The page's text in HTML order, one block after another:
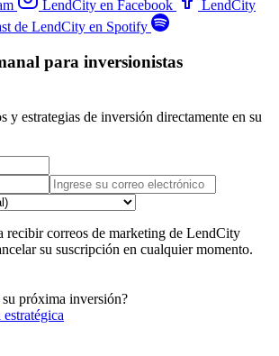
LendCity en Facebook
LendCity
de LendCity en Spotify
para inversionistas
y estrategias de inversión directamente en su
recibir correos de marketing de LendCity
su suscripción en cualquier momento.
próxima inversión?